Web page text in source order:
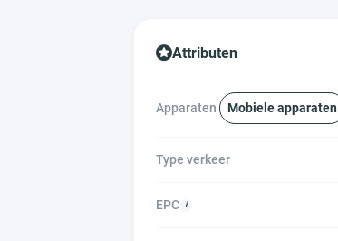
Attributen
Apparaten Mobiele apparaten
Type verkeer
EPC